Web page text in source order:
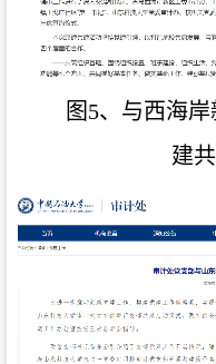
图5、与西海
建